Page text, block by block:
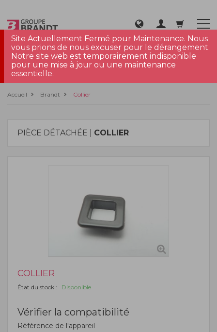
Site Actuellement Fermé pour Maintenance. Nous
vous prions de nous excuser pour le dérangement.
Notre site web est temporairement indisponible
pour une mise à jour ou une maintenance
essentielle.
Accueil Brandt Collier
PIÈCE DÉTACHÉE | COLLIER
COLLIER
État du stock : Disponible
Vérifier la compatibilité
Référence de l'appareil